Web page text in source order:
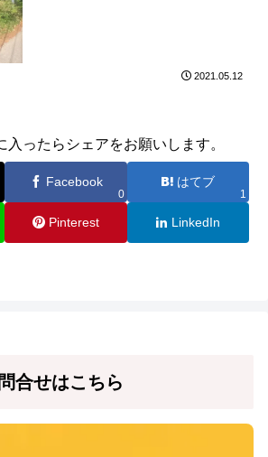
2021.05.12
入ったらシェアをお願いします。
Facebook
0
はてブ
1
Pinterest LinkedIn
合せはこちら